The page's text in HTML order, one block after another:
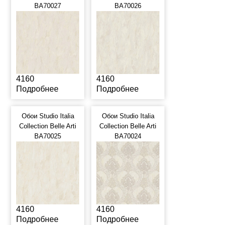
BA70027
4160
Подробнее
BA70026
4160
Подробнее
Обои Studio Italia
Collection Belle Arti
BA70025
4160
Подробнее
Обои Studio Italia
Collection Belle Arti
BA70024
4160
Подробнее